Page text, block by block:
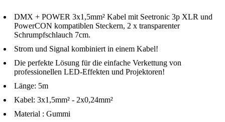
DMX + POWER 3x1,5mm² Kabel mit Seetronic 3p XLR und
PowerCON kompatiblen Steckern, 2 x transparenter
Schrumpfschlauch 7cm.
Strom und Signal kombiniert in einem Kabel!
Die perfekte Lösung für die einfache Verkettung von
professionellen LED-Effekten und Projektoren!
Länge: 5m
Kabel: 3x1,5mm² - 2x0,24mm²
Material : Gummi